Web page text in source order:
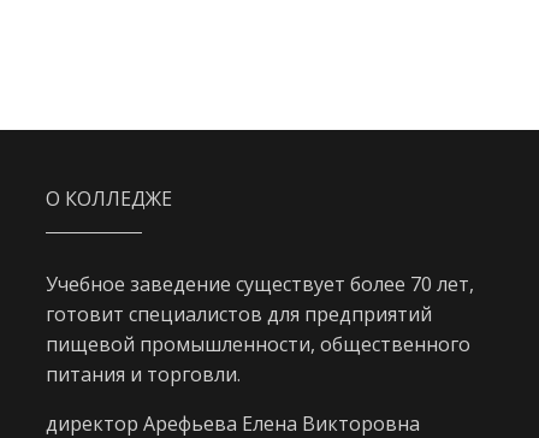
О КОЛЛЕДЖЕ
Учебное заведение существует более 70 лет,
готовит специалистов для предприятий
пищевой промышленности, общественного
питания и торговли.
директор Арефьева Елена Викторовна